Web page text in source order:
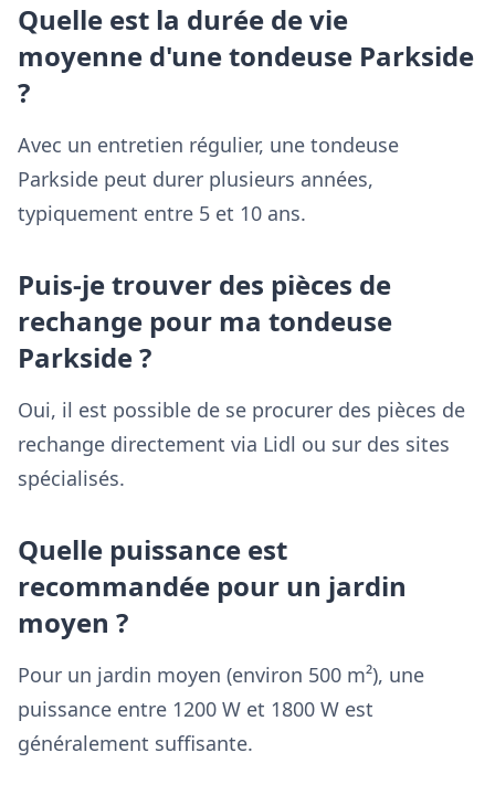
Quelle est la durée de vie
moyenne d'une tondeuse Parkside
?
Avec un entretien régulier, une tondeuse
Parkside peut durer plusieurs années,
typiquement entre 5 et 10 ans.
Puis-je trouver des pièces de
rechange pour ma tondeuse
Parkside ?
Oui, il est possible de se procurer des pièces de
rechange directement via Lidl ou sur des sites
spécialisés.
Quelle puissance est
recommandée pour un jardin
moyen ?
Pour un jardin moyen (environ 500 m²), une
puissance entre 1200 W et 1800 W est
généralement suffisante.